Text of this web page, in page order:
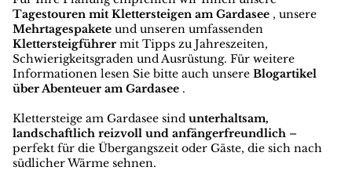
Tagestouren mit Klettersteigen am Gardasee , unsere
Mehrtagespakete und unseren umfassenden
Klettersteigführer mit Tipps zu Jahreszeiten,
Schwierigkeitsgraden und Ausrüstung. Für weitere
Informationen lesen Sie bitte auch unsereBlogartikel
über Abenteuer am Gardasee .
Klettersteige am Gardasee sindunterhaltsam,
landschaftlich reizvoll und anfängerfreundlich –
perfekt für die Übergangszeit oder Gäste, die sich nach
südlicher Wärme sehnen.